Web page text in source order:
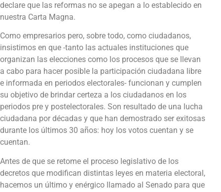
declare que las reformas no se apegan a lo establecido en
nuestra Carta Magna.
Como empresarios pero, sobre todo, como ciudadanos,
insistimos en que -tanto las actuales instituciones que
organizan las elecciones como los procesos que se llevan
a cabo para hacer posible la participación ciudadana libre
e informada en periodos electorales- funcionan y cumplen
su objetivo de brindar certeza a los ciudadanos en los
periodos pre y postelectorales. Son resultado de una lucha
ciudadana por décadas y que han demostrado ser exitosas
durante los últimos 30 años: hoy los votos cuentan y se
cuentan.
Antes de que se retome el proceso legislativo de los
decretos que modifican distintas leyes en materia electoral,
hacemos un último y enérgico llamado al Senado para que